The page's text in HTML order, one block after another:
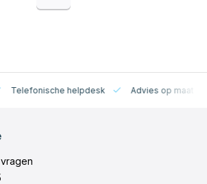
Telefonische helpdesk Advies op maat